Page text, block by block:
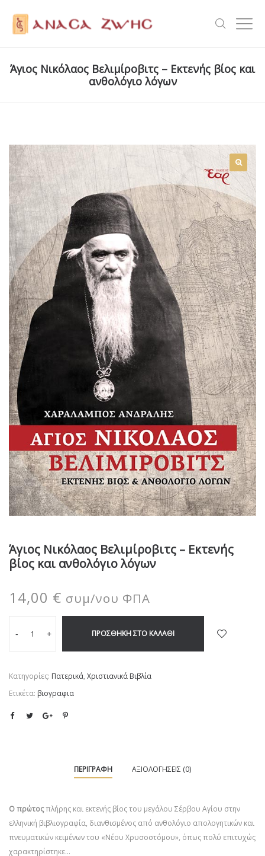
Άγιος Νικόλαος Βελιμίροβιτς – Εκτενής βίος και
ανθολόγιο λόγων
Άγιος Νικόλαος Βελιμίροβιτς – Εκτενής
βίος και ανθολόγιο λόγων
14,00 € συμ/νου ΦΠΑ
- + ΠΡΟΣΘΉΚΗ ΣΤΟ ΚΑΛΆΘΙ
Κατηγορίες: Πατερικά, Χριστιανικά Βιβλία
Ετικέτα: βιογραφια
ΠΕΡΙΓΡΑΦΉ ΑΞΙΟΛΟΓΉΣΕΙΣ (0)
Ο πρώτοςπλήρης και εκτενής βίος του μεγάλου Σέρβου Αγίου στην
ελληνική βιβλιογραφία, διανθισμένος από ανθολόγιο απολογητικών και
πνευ­ματικών κει­μένων του «Νέου Χρυσοστόμου», όπως πολύ επιτυχώς
χαρακτηρίστηκε…